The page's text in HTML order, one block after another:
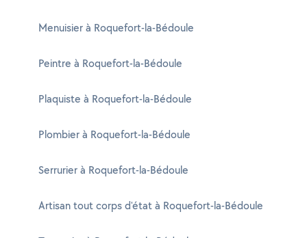
Menuisier à Roquefort-la-Bédoule
Peintre à Roquefort-la-Bédoule
Plaquiste à Roquefort-la-Bédoule
Plombier à Roquefort-la-Bédoule
Serrurier à Roquefort-la-Bédoule
Artisan tout corps d'état à Roquefort-la-Bédoule